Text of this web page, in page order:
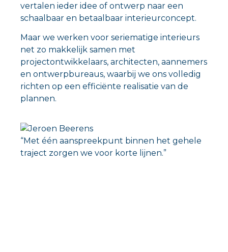
vertalen ieder idee of ontwerp naar een
schaalbaar en betaalbaar interieurconcept.
Maar we werken voor seriematige interieurs
net zo makkelijk samen met
projectontwikkelaars, architecten, aannemers
en ontwerpbureaus, waarbij we ons volledig
richten op een efficiënte realisatie van de
plannen.
“Met één aanspreekpunt binnen het gehele
traject zorgen we voor korte lijnen.”